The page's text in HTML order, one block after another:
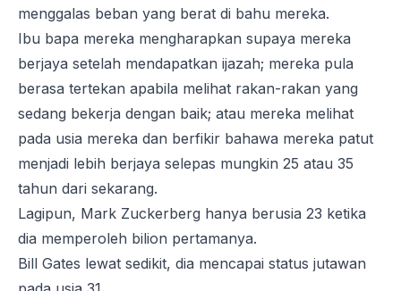
menggalas beban yang berat di bahu mereka.
Ibu bapa mereka mengharapkan supaya mereka
berjaya setelah mendapatkan ijazah; mereka pula
berasa tertekan apabila melihat rakan-rakan yang
sedang bekerja dengan baik; atau mereka melihat
pada usia mereka dan berfikir bahawa mereka patut
menjadi lebih berjaya selepas mungkin 25 atau 35
tahun dari sekarang.
Lagipun, Mark Zuckerberg hanya berusia 23 ketika
dia memperoleh bilion pertamanya.
Bill Gates lewat sedikit, dia mencapai status jutawan